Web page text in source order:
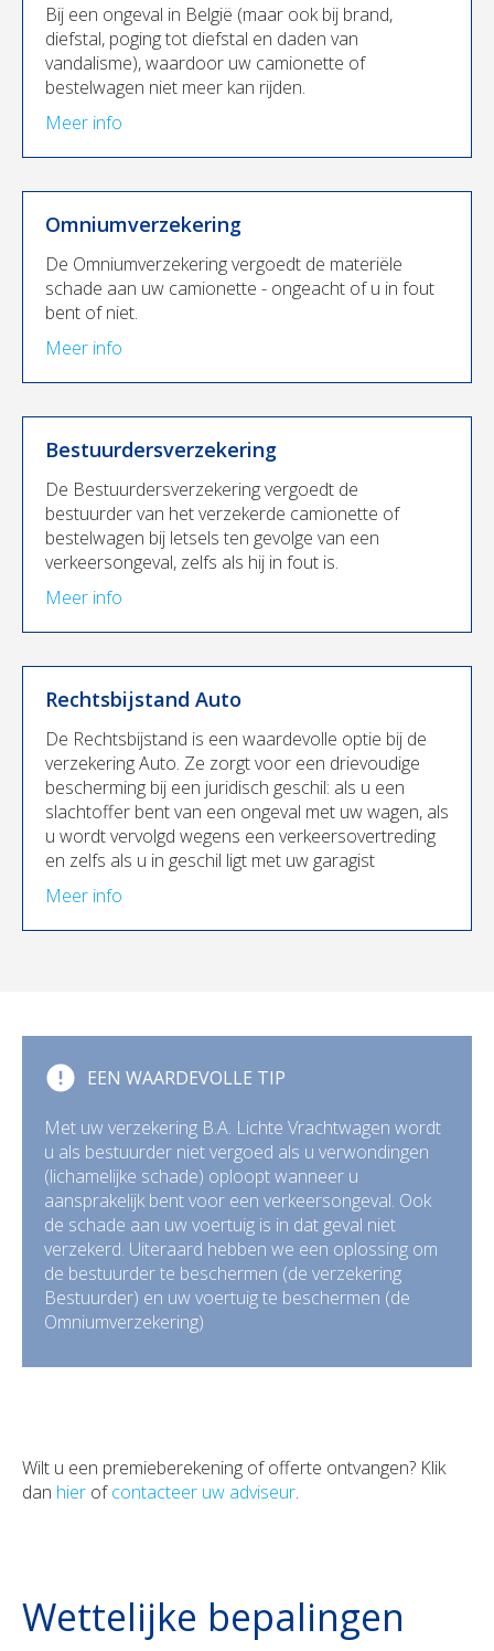
Bij een ongeval in België (maar ook bij brand,
diefstal, poging tot diefstal en daden van
vandalisme), waardoor uw camionette of
bestelwagen niet meer kan rijden.
Meer info
Omniumverzekering
De Omniumverzekering vergoedt de materiële
schade aan uw camionette - ongeacht of u in fout
bent of niet.
Meer info
Bestuurdersverzekering
De Bestuurdersverzekering vergoedt de
bestuurder van het verzekerde camionette of
bestelwagen bij letsels ten gevolge van een
verkeersongeval, zelfs als hij in fout is.
Meer info
Rechtsbijstand Auto
De Rechtsbijstand is een waardevolle optie bij de
verzekering Auto. Ze zorgt voor een drievoudige
bescherming bij een juridisch geschil: als u een
slachtoffer bent van een ongeval met uw wagen, als
u wordt vervolgd wegens een verkeersovertreding
en zelfs als u in geschil ligt met uw garagist
Meer info
EEN WAARDEVOLLE TIP
Met uw verzekering B.A. Lichte Vrachtwagen wordt
u als bestuurder niet vergoed als u verwondingen
(lichamelijke schade) oploopt wanneer u
aansprakelijk bent voor een verkeersongeval. Ook
de schade aan uw voertuig is in dat geval niet
verzekerd. Uiteraard hebben we een oplossing om
de bestuurder te beschermen (de verzekering
Bestuurder) en uw voertuig te beschermen (de
Omniumverzekering)
Wilt u een premieberekening of offerte ontvangen? Klik
dan hier ofcontacteer uw adviseur.
Wettelijke bepalingen